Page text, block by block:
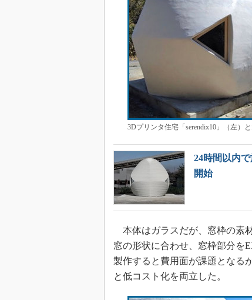
3Dプリンタ住宅「serendix10」（左）
24時間以内
開始
本体はガラスだが、窓枠の素
窓の形状に合わせ、窓枠部分を
製作すると費用面が課題となる
と低コスト化を両立した。